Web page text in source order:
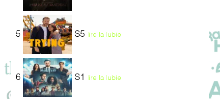
5 S5 lire la lubie
6 S1 lire la lubie